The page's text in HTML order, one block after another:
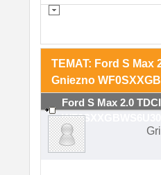
TEMAT: Ford S Max
Gniezno
Ford S Max 2.0